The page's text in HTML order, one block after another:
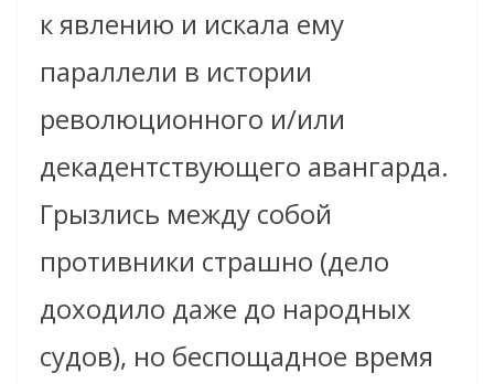
к явлению и искала ему
параллели в истории
революционного и/или
декадентствующего авангарда.
Грызлись между собой
противники страшно (дело
доходило даже до народных
судов), но беспощадное время